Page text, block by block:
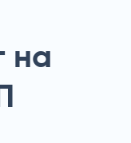
на